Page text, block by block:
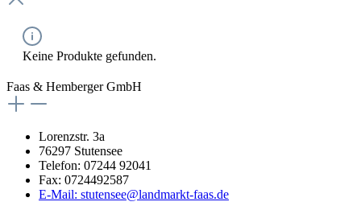
Keine Produkte gefunden.
Faas & Hemberger GmbH
Lorenzstr. 3a
76297 Stutensee
Telefon: 07244 92041
Fax: 0724492587
E-Mail: stutensee@landmarkt-faas.de